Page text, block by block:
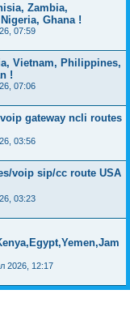
Zambia,
Ghana !
07:59
Vietnam, Philippines,
!
07:06
gateway ncli routes
03:56
voip sip/cc route USA
03:23
2026, 12:17